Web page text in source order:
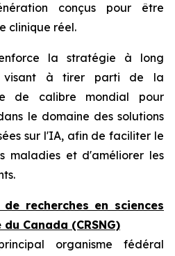
conçus pour être
clinique réel.
la stratégie à long
visant à tirer parti de la
de calibre mondial pour
le domaine des solutions
sur l'IA, afin de faciliter le
maladies et d'améliorer les
recherches en sciences
Canada (CRSNG)
organisme fédéral